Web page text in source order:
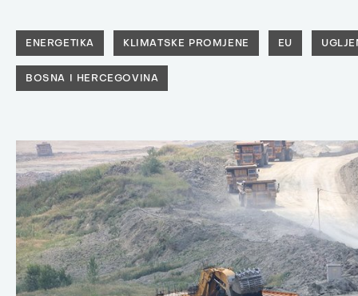
ENERGETIKA KLIMATSKE PROMJENE EU
BOSNA I HERCEGOVINA